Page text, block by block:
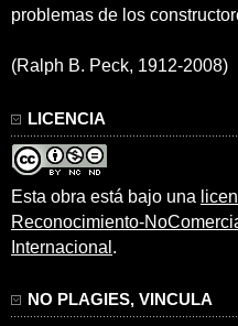
problemas de los
(Ralph B. Peck, 1912-2008)
LICENCIA
Esta obra está bajo una
Reconocimiento-
Internacional .
NO PLAGIES, VINCULA